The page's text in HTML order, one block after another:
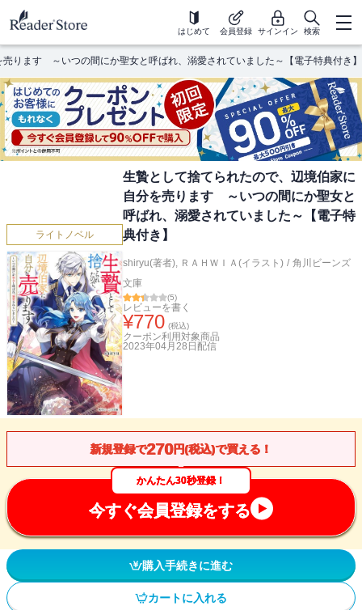
はじめて 会員登録 サインイン 検索
ります ～いつの間にか聖女と呼ばれ、溺愛されていました～【電子特典付き】
ライトノベル
生贄として捨てられたので、辺境伯家に
自分を売ります ～いつの間にか聖女と
呼ばれ、溺愛されていました～【電子特
典付き】
shiryu(著者), ＲＡＨＷＩＡ(イラスト) / 角川ビーンズ
文庫
(5)
レビューを書く
¥770 (税込)
クーポン利用対象商品
2023年04月28日 配信
新規登録で270円(税込)で買える！
かんたん30秒登録！
今すぐ会員登録をする
購入手続きに進む
カートに入れる